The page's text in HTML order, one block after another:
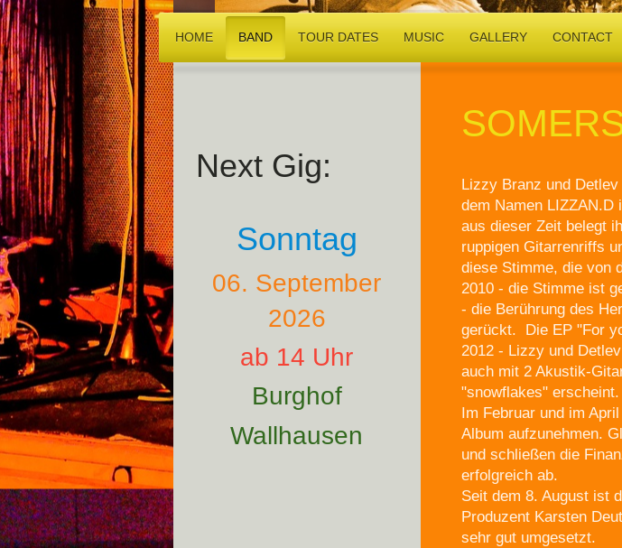
HOME BAND TOUR DATES MUSIC GALLERY CONTACT
Lizzy Branz und
dem Namen
aus dieser Zeit belegt
ruppigen Gitarrenriffs
diese Stimme, die von
2010 - die Stimme ist
- die Berührung des
gerückt. Die EP "For
2012 - Lizzy und
auch mit 2 Akustik-
"snowflakes" erscheint.
Im Februar und im
Album aufzunehmen.
und schließen die
erfolgreich ab.
Seit dem 8. August ist
Produzent Karsten
sehr gut umgesetzt.
Next Gig:
Sonntag
06. September
2026
ab 14 Uhr
Burghof
Wallhausen